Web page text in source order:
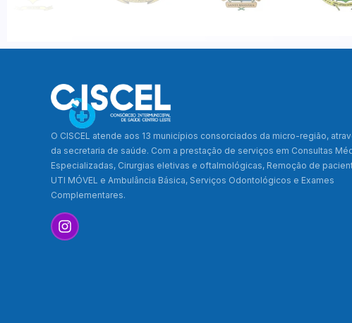
O CISCEL atende aos 13 municípios consorciados da micro-região,
da secretaria de saúde. Com a prestação de serviços em Consultas
Especializadas, Cirurgias eletivas e oftalmológicas, Remoção de
UTI MÓVEL e Ambulância Básica, Serviços Odontológicos e Exames
Complementares.